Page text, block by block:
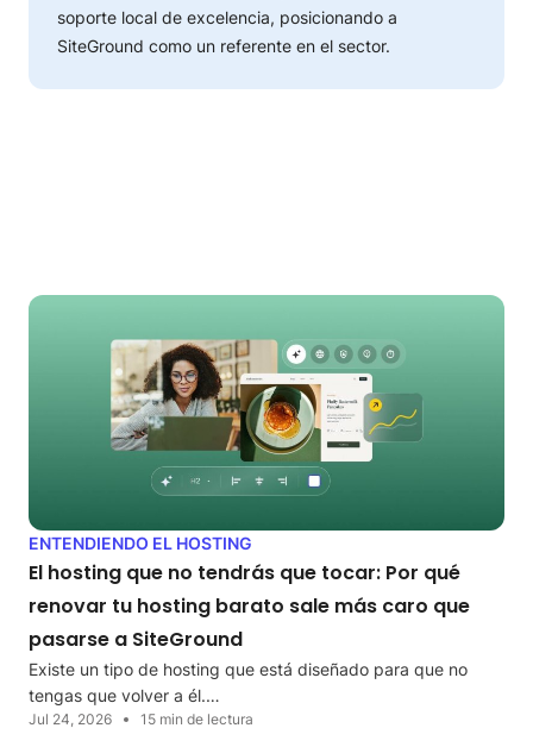
soporte local de excelencia, posicionando a
SiteGround como un referente en el sector.
ENTENDIENDO EL HOSTING
El hosting que no tendrás que tocar: Por qué
renovar tu hosting barato sale más caro que
pasarse a SiteGround
Existe un tipo de hosting que está diseñado para que no
tengas que volver a él.…
Jul 24, 2026 15 min de lectura